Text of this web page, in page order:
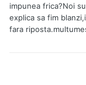
impunea frica?Noi
explica sa fim
fara